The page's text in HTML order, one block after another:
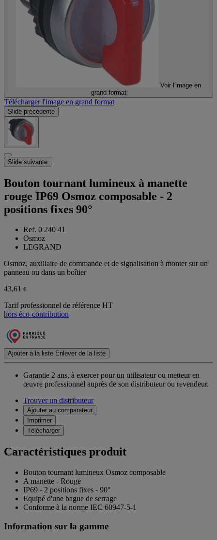
Voir l'image en
grand format
Télécharger l'image en grand format
Slide précédente
Slide suivante
Bouton tournant lumineux à manette
rouge IP69 Osmoz composable - 2
positions fixes 90°
Ref. 0 240 41
Osmoz
LEGRAND
Osmoz, auxiliaire de commande et de signalisation à monter sur un
panneau ou dans un boîtier
43,61 €
Tarif professionnel de référence HT
hors éco-contribution
Ajouter à la liste Enlever de la liste
Garantie 2 ans, à exercer pour un utilisateur ou metteur en
œuvre professionnel auprès de son distributeur ou revendeur.
Trouver un distributeur
Ajouter au comparateur
Imprimer
Télécharger
Caractéristiques produit
Bouton tournant lumineux Osmoz composable
A manette - Rouge
IP69 - 2 positions fixes - 90°
Equipé d'une bague de serrage
Conforme à la norme IEC 60947-5-1
Information sur la gamme